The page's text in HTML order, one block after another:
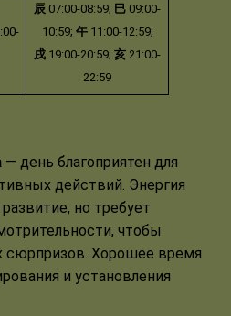
辰 07:00-08:59; 巳 09:00-
10:59; 午11:00-12:59;
戌 19:00-20:59; 亥 21:00-
22:59
— день благоприятен для
действий. Энергия
но требует
чтобы
сюрпризов. Хорошее время
и установления